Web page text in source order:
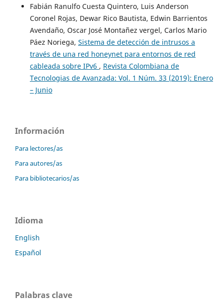
Fabián Ranulfo Cuesta Quintero, Luis Anderson
Coronel Rojas, Dewar Rico Bautista, Edwin Barrientos
Avendaño, Oscar José Montañez vergel, Carlos Mario
Páez Noriega, Sistema de detección de intrusos a
través de una red honeynet para entornos de red
cableada sobre IPv6 , Revista Colombiana de
Tecnologias de Avanzada: Vol. 1 Núm. 33 (2019): Enero
– Junio
Información
Para lectores/as
Para autores/as
Para bibliotecarios/as
Idioma
English
Español
Palabras clave